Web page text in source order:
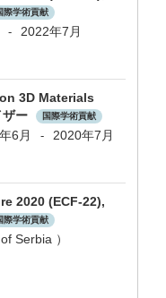
際学術貢献
-
2022年7月
3D Materials
ー
国際学術貢献
6月 -
2020年7月
2020 (ECF-22),
際学術貢献
Serbia ）